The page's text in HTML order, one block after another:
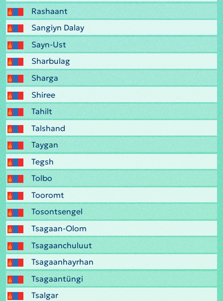
Rashaant
Sangiyn Dalay
Sayn-Ust
Sharbulag
Sharga
Shiree
Tahilt
Talshand
Taygan
Tegsh
Tolbo
Tooromt
Tosontsengel
Tsagaan-Olom
Tsagaanchuluut
Tsagaanhayrhan
Tsagaantüngi
Tsalgar